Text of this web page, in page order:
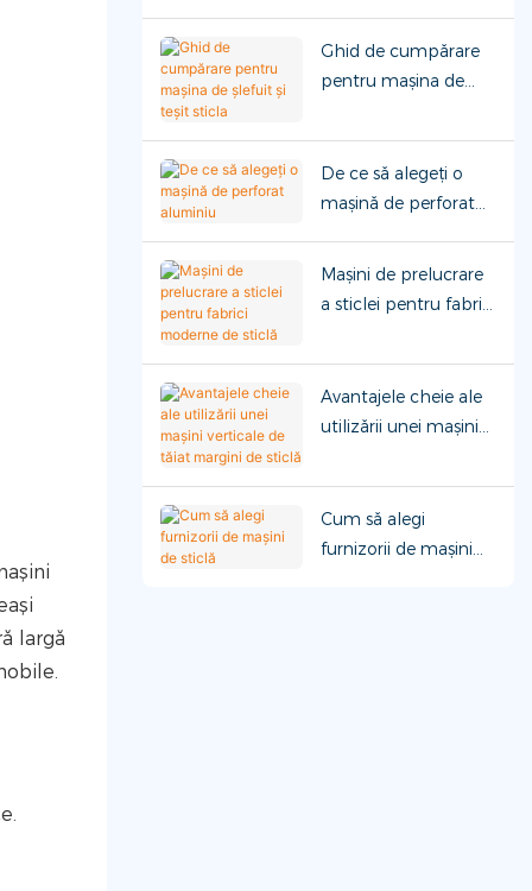
largă
Ghid de cumpărare
pentru mașina de
De ce să alegeți o
mașină de perforat
Mașini de prelucrare
a sticlei pentru fabrici
Avantajele cheie ale
utilizării unei mașini
margini de sticlă
Cum să alegi
furnizorii de mașini